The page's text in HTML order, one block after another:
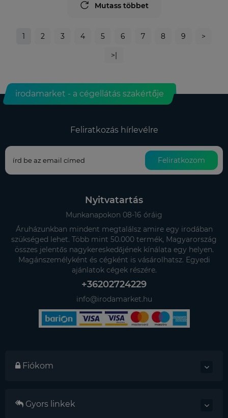
Mutass többet
1 2 3 4 5 6 7 8 9 >
>|
irodamarket - a cégellátás szakértője
Feliratkozás hírlevélre
Feliratkozom
Nyitvatartás
Munkanapokon 08-16 óráig
Áruházunkban mindent megtalálsz amire egy irodában
szükséged lehet. Több mint 50.000 termék, Magyarország
összes jelentős nagykereskedőjének kínálata egy helyen.
Magánszemélyként és cégként is vásárolhatsz. Egyedi
ajánlatok cégek részére.
+36202724229
info@irodamarket.hu
Fiókom
Gyors linkek